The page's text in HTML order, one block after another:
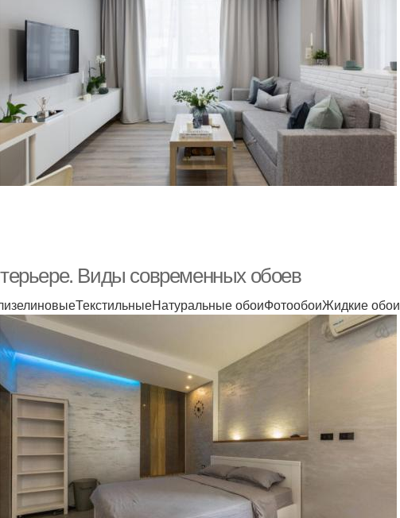
Виды современных обоев
обоиФотообоиЖидкие обои